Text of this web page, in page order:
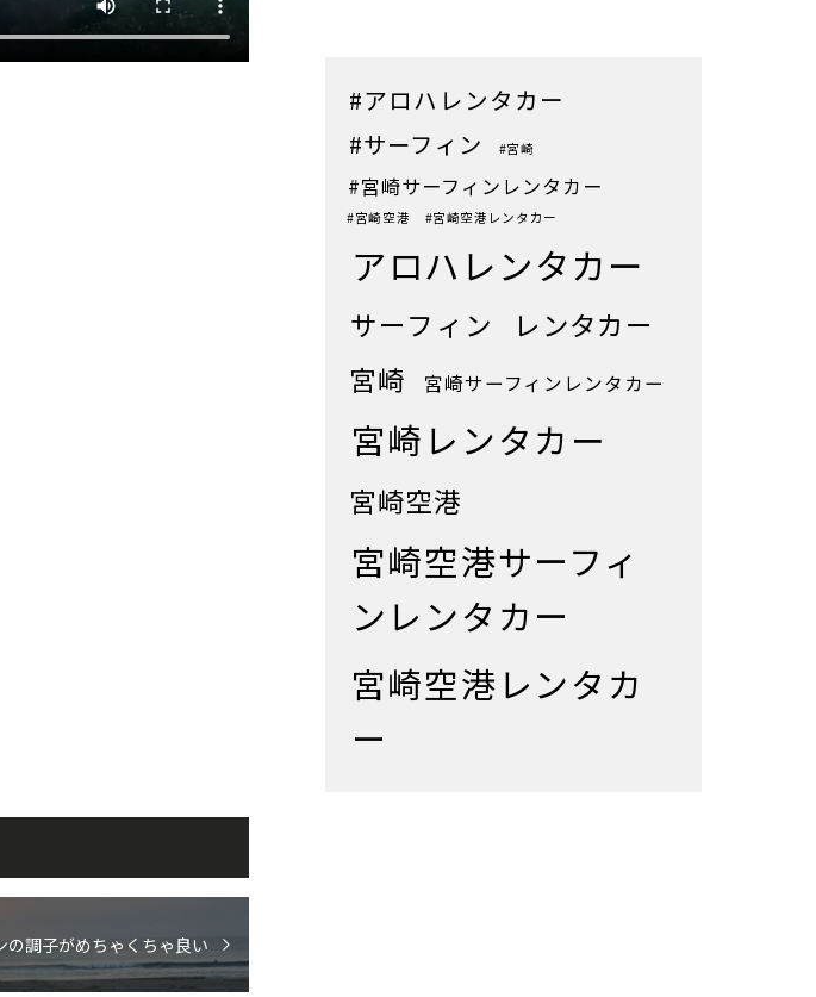
の調子がめちゃくちゃ良い
#アロハレンタカー
#サーフィン #宮崎
#宮崎サーフィンレンタカー
#宮崎空港 #宮崎空港レンタカー
アロハレンタカー
サーフィン
レンタカー
宮崎
宮崎サーフィンレンタカー
宮崎レンタカー
宮崎空港
宮崎空港サーフィ
ンレンタカー
宮崎空港レンタカ
ー